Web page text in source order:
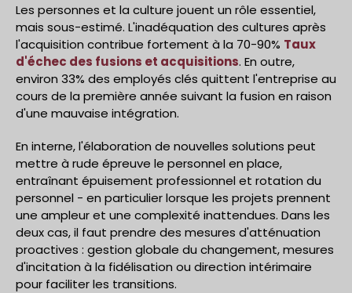
Les personnes et la culture jouent un rôle essentiel,
mais sous-estimé. L'inadéquation des cultures après
l'acquisition contribue fortement à la 70-90% Taux
d'échec des fusions et acquisitions. En outre,
environ 33% des employés clés quittent l'entreprise au
cours de la première année suivant la fusion en raison
d'une mauvaise intégration.
En interne, l'élaboration de nouvelles solutions peut
mettre à rude épreuve le personnel en place,
entraînant épuisement professionnel et rotation du
personnel - en particulier lorsque les projets prennent
une ampleur et une complexité inattendues. Dans les
deux cas, il faut prendre des mesures d'atténuation
proactives : gestion globale du changement, mesures
d'incitation à la fidélisation ou direction intérimaire
pour faciliter les transitions.